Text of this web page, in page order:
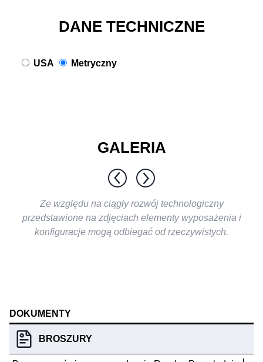
DANE TECHNICZNE
USA Metryczny
GALERIA
Ze względu na ciągły rozwój technologiczny
przedstawione na zdjęciach elementy wyposażenia i
konfiguracje mogą odbiegać od rzeczywistych.
DOKUMENTY
BROSZURY